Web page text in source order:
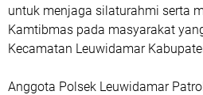
untuk menjaga silaturahmi serta
Kamtibmas pada masyarakat
Kecamatan Leuwidamar
Anggota Polsek Leuwidamar